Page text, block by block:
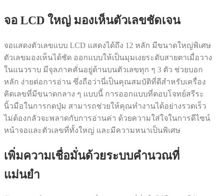
จอ LCD ใหญ่ มองเห็นตัวเลขชัดเจน
จอแสดงตัวเลขแบบ LCD แสดงได้ถึง 12 หลัก มีขนาดใหญ่พิเศษ
ตัวเลขมองเห็นได้ชัด ออกแบบให้เป็นมุมเงยระดับสายตาเมื่อวาง
ในแนวราบ มีจุลภาคคั่นอยู่ด้านบนตัวเลขทุก ๆ 3 ตัว ช่วยบอก
หลัก ง่ายต่อการอ่าน ซึ่งถือว่านี่เป็นคุณสมบัติที่ดีสำหรับเครื่อง
คิดเลขที่มีขนาดกลาง ๆ แบบนี้ การออกแบบที่ตอบโจทย์สรีระ
นิ้วมือในการกดปุ่ม สามารถช่วยให้คุณทำงานได้อย่างรวดเร็ว
ไม่ต้องกลัวจะพลาดกับการอ่านค่า ด้วยความใส่ใจในการดีไซน์
หน้าจอและตัวเลขที่ทั้งใหญ่ และมีความหนาเป็นพิเศษ
เพิ่มความเชื่อมั่นด้วยระบบคำนวณที่
แม่นยำ